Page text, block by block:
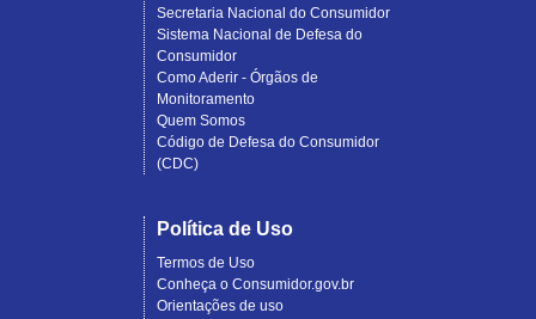
Secretaria Nacional do Consumidor
Sistema Nacional de Defesa do
Consumidor
Como Aderir - Órgãos de
Monitoramento
Quem Somos
Código de Defesa do Consumidor
(CDC)
Política de Uso
Termos de Uso
Conheça o Consumidor.gov.br
Orientações de uso